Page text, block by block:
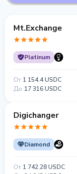
Mt.Exchange
Platinum
От 1 154.4 USDC
До 17 316 USDC
Digichanger
Diamond
От 1 742.28 USDC